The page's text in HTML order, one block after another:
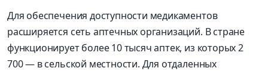
Для обеспечения доступности медикаментов
расширяется сеть аптечных организаций. В стране
функционирует более 10 тысяч аптек, из которых 2
700 — в сельской местности. Для отдаленных